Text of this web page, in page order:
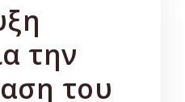
την
του